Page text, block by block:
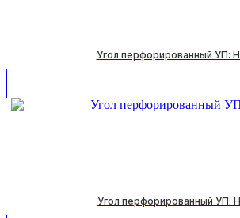
Угол перфорированный УП:
Угол перфорированный УП: